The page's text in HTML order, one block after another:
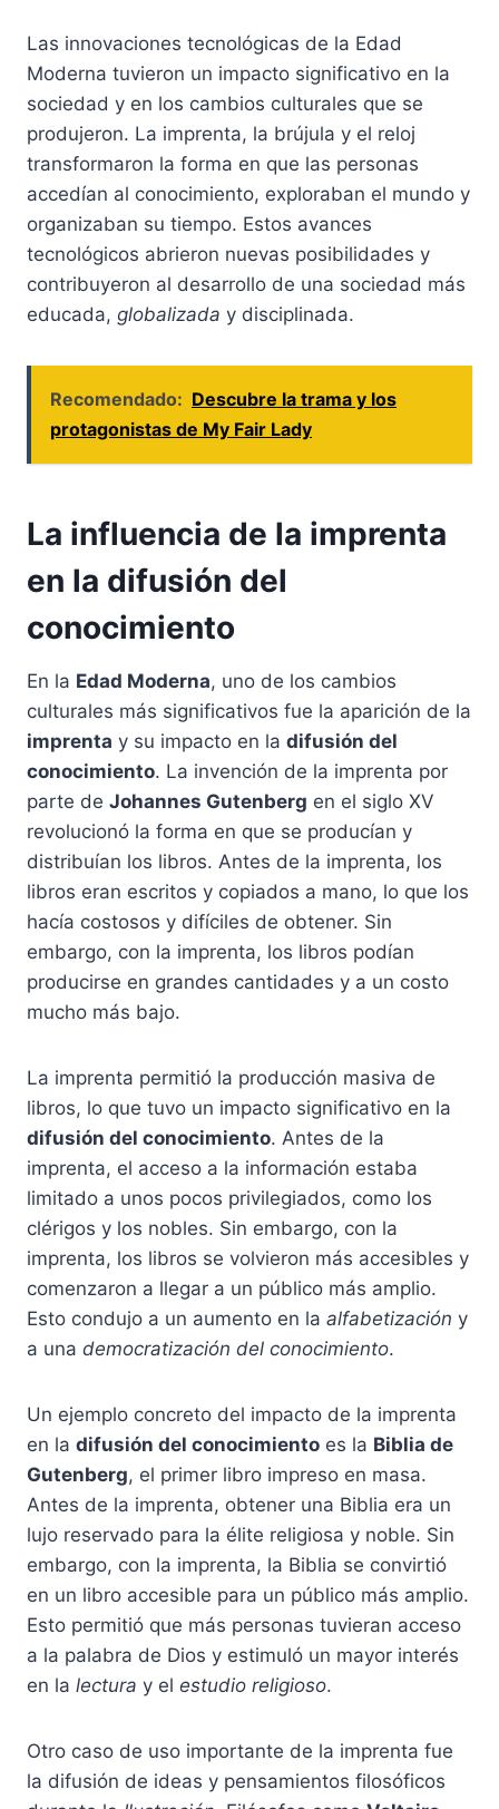
Las innovaciones tecnológicas de la Edad
Moderna tuvieron un impacto significativo en la
sociedad y en los cambios culturales que se
produjeron. La imprenta, la brújula y el reloj
transformaron la forma en que las personas
accedían al conocimiento, exploraban el mundo y
organizaban su tiempo. Estos avances
tecnológicos abrieron nuevas posibilidades y
contribuyeron al desarrollo de una sociedad más
educada, globalizada y disciplinada.
Recomendado: Descubre la trama y los
protagonistas de My Fair Lady
La influencia de la imprenta
en la difusión del
conocimiento
En la Edad Moderna, uno de los cambios
culturales más significativos fue la aparición de la
imprenta y su impacto en la difusión del
conocimiento. La invención de la imprenta por
parte de Johannes Gutenberg en el siglo XV
revolucionó la forma en que se producían y
distribuían los libros. Antes de la imprenta, los
libros eran escritos y copiados a mano, lo que los
hacía costosos y difíciles de obtener. Sin
embargo, con la imprenta, los libros podían
producirse en grandes cantidades y a un costo
mucho más bajo.
La imprenta permitió la producción masiva de
libros, lo que tuvo un impacto significativo en la
difusión del conocimiento. Antes de la
imprenta, el acceso a la información estaba
limitado a unos pocos privilegiados, como los
clérigos y los nobles. Sin embargo, con la
imprenta, los libros se volvieron más accesibles y
comenzaron a llegar a un público más amplio.
Esto condujo a un aumento en la alfabetización y
a una democratización del conocimiento.
Un ejemplo concreto del impacto de la imprenta
en la difusión del conocimiento es la Biblia de
Gutenberg, el primer libro impreso en masa.
Antes de la imprenta, obtener una Biblia era un
lujo reservado para la élite religiosa y noble. Sin
embargo, con la imprenta, la Biblia se convirtió
en un libro accesible para un público más amplio.
Esto permitió que más personas tuvieran acceso
a la palabra de Dios y estimuló un mayor interés
en la lectura y el estudio religioso.
Otro caso de uso importante de la imprenta fue
la difusión de ideas y pensamientos filosóficos